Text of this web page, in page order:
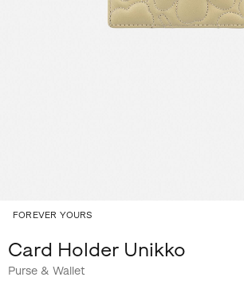
FOREVER YOURS
Card Holder Unikko
Purse & Wallet